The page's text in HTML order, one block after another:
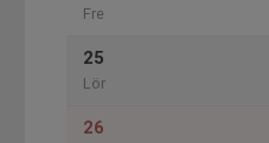
Fre
25
Lör
26